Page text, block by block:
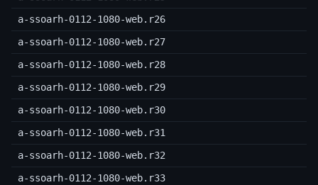
a-ssoarh-0112-1080-web.r26
a-ssoarh-0112-1080-web.r27
a-ssoarh-0112-1080-web.r28
a-ssoarh-0112-1080-web.r29
a-ssoarh-0112-1080-web.r30
a-ssoarh-0112-1080-web.r31
a-ssoarh-0112-1080-web.r32
a-ssoarh-0112-1080-web.r33